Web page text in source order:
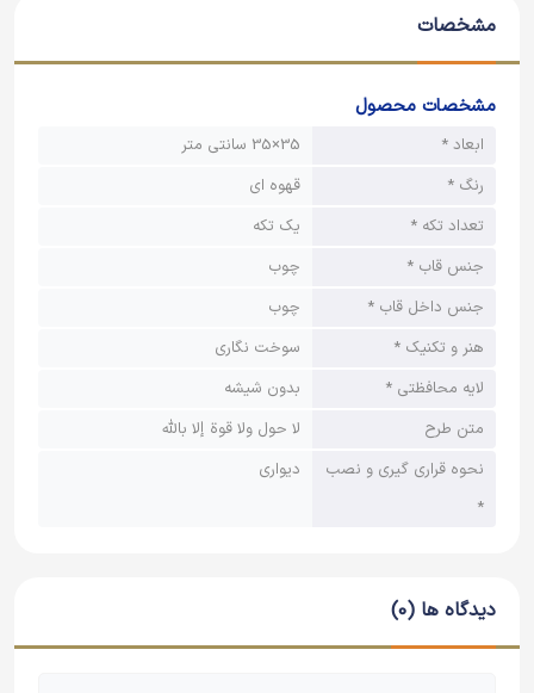
مشخصات
مشخصات محصول
ابعاد *
35×35 سانتی متر
رنگ *
قهوه ای
تعداد تکه *
یک تکه
جنس قاب *
چوب
جنس داخل قاب *
چوب
هنر و تکنیک *
سوخت نگاری
لایه محافظتی *
بدون شیشه
متن طرح
لا حول ولا قوة إلا بالله
نحوه قراری گیری و نصب
*
دیواری
دیدگاه ها (0)